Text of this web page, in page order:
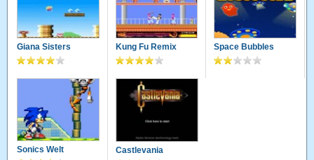
Giana Sisters Kung Fu Remix Space Bubbles
Sonics Welt Castlevania